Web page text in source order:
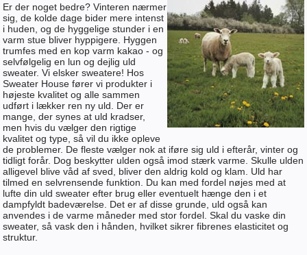
Er der noget bedre? Vinteren nærmer
sig, de kolde dage bider mere intenst
i huden, og de hyggelige stunder i en
varm stue bliver hyppigere. Hyggen
trumfes med en kop varm kakao - og
selvfølgelig en lun og dejlig uld
sweater. Vi elsker sweatere! Hos
Sweater House fører vi produkter i
højeste kvalitet og alle sammen
udført i lækker ren ny uld. Der er
mange, der synes at uld kradser,
men hvis du vælger den rigtige
kvalitet og type, så vil du ikke opleve
de problemer. De fleste vælger nok at iføre sig uld i efterår, vinter og
tidligt forår. Dog beskytter ulden også imod stærk varme. Skulle ulden
alligevel blive våd af sved, bliver den aldrig kold og klam. Uld har
tilmed en selvrensende funktion. Du kan med fordel nøjes med at
lufte din uld sweater efter brug eller eventuelt hænge den i et
dampfyldt badeværelse. Det er af disse grunde, uld også kan
anvendes i de varme måneder med stor fordel. Skal du vaske din
sweater, så vask den i hånden, hvilket sikrer fibrenes elasticitet og
struktur.